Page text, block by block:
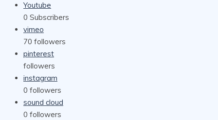
Youtube
0 Subscribers
vimeo
70 followers
pinterest
followers
instagram
0 followers
sound cloud
0 followers